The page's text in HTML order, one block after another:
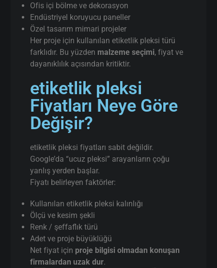
Ofis içi bölme ve dekorasyon
Endüstriyel koruyucu paneller
Özel tasarım mimari projeler
Her proje için kullanılan etiketlik pleksi türü
farklıdır. Bu yüzden malzeme seçimi, fiyat ve
dayanıklılık açısından kritiktir.
etiketlik pleksi
Fiyatları Neye Göre
Değişir?
etiketlik pleksi fiyatları sabit değildir.
Google’da “ucuz pleksi” arayanların çoğu
yanlış yerden başlar.
Fiyatı belirleyen faktörler:
Kullanılan etiketlik pleksi kalınlığı
Ölçü ve kesim şekli
Renk / şeffaflık türü
Adet ve proje büyüklüğü
Net fiyat için proje bilgisi olmadan konuşan
firmalardan uzak dur.